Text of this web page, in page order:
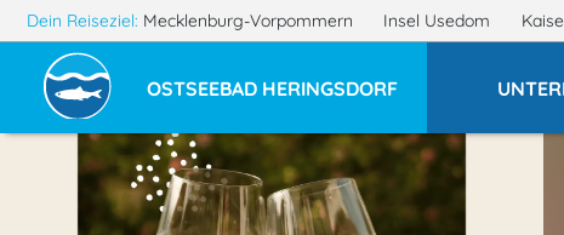
Dein Reiseziel: Mecklenburg-Vorpommern Insel Usedom
OSTSEEBAD HERINGSDORF